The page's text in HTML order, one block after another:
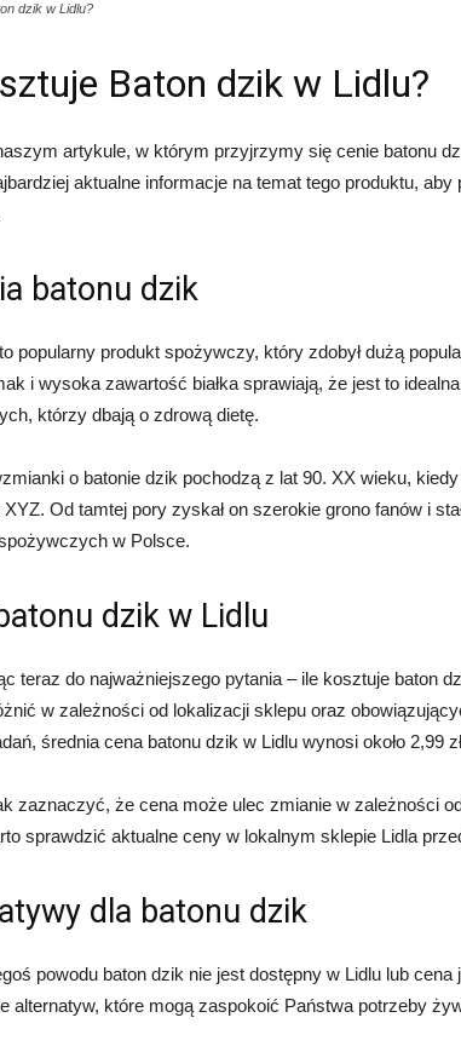
dzik w Lidlu?
Baton dzik w Lidlu?
artykule, w którym przyjrzymy się cenie batonu
aktualne informacje na temat tego produktu,
batonu dzik
popularny produkt spożywczy, który zdobył dużą
i wysoka zawartość białka sprawiają, że jest to
którzy dbają o zdrową dietę.
o batonie dzik pochodzą z lat 90. XX wieku,
Od tamtej pory zyskał on szerokie grono fanów i
w Polsce.
dzik w Lidlu
teraz do najważniejszego pytania – ile kosztuje baton
w zależności od lokalizacji sklepu oraz
średnia cena batonu dzik w Lidlu wynosi około 2,99
zaznaczyć, że cena może ulec zmianie w zależności
sprawdzić aktualne ceny w lokalnym sklepie Lidla
dla batonu dzik
powodu baton dzik nie jest dostępny w Lidlu lub
alternatyw, które mogą zaspokoić Państwa potrzeby